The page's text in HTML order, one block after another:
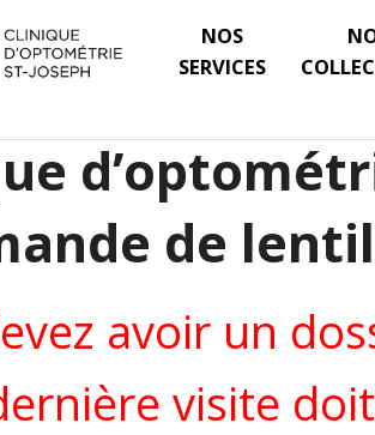
NOS
SERVICES
de
avoir un
visite